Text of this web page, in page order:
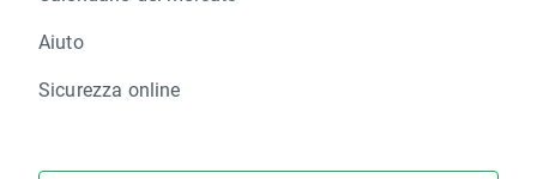
Aiuto
Sicurezza online